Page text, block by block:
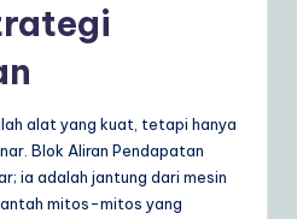
alat yang kuat, tetapi hanya
Blok Aliran Pendapatan
ia adalah jantung dari mesin
mitos-mitos yang